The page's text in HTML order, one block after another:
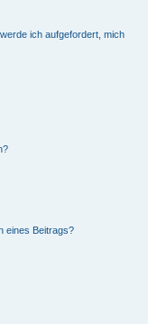
ich aufgefordert, mich
eines Beitrags?